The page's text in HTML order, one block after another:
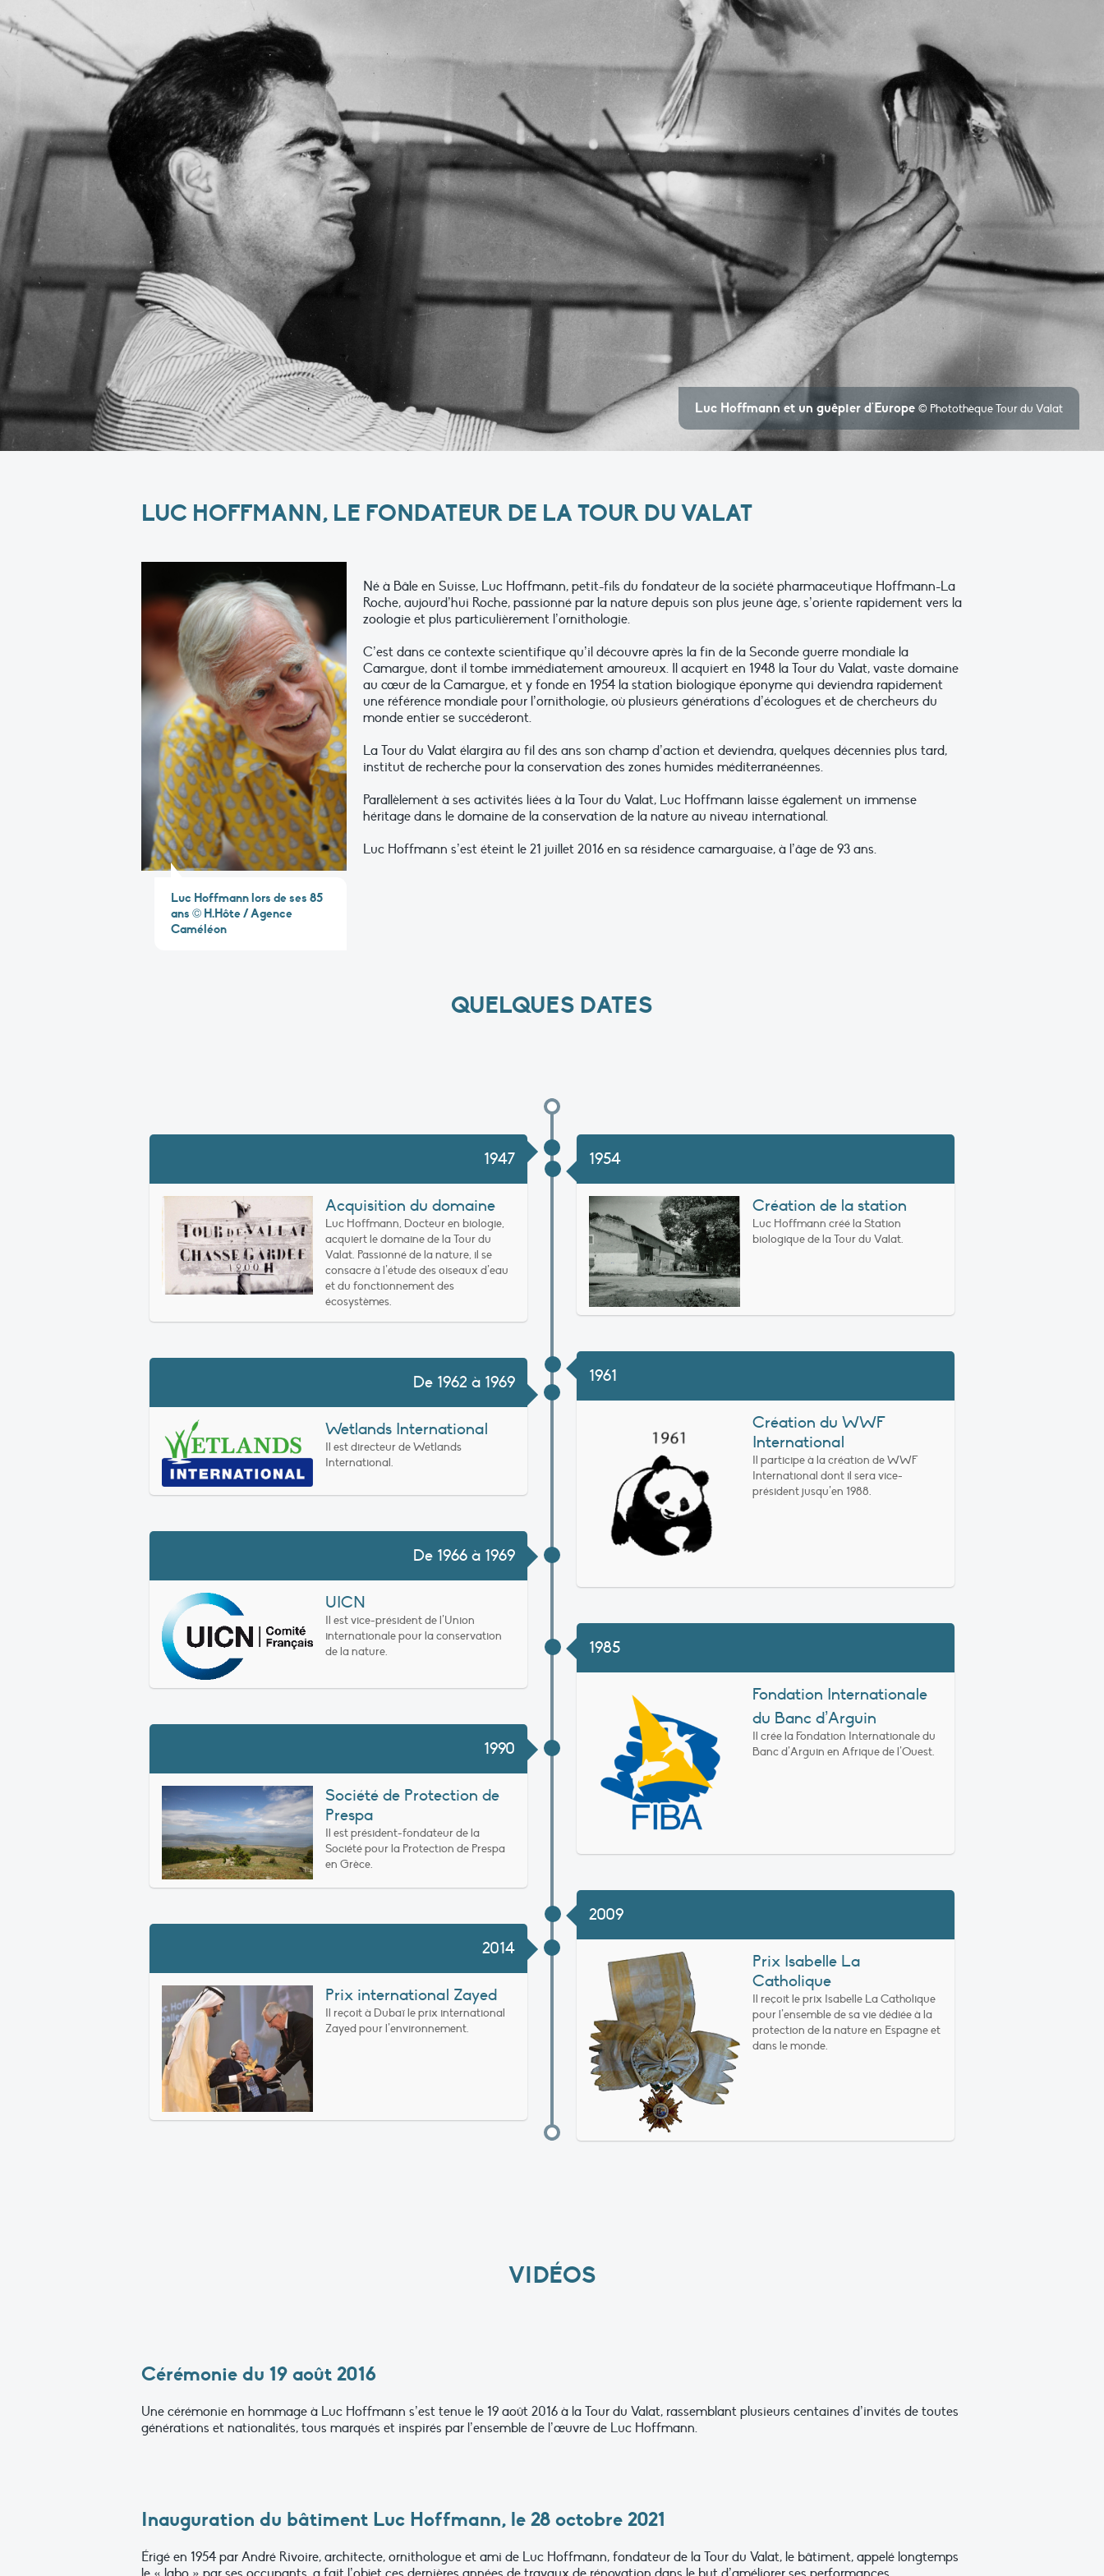
Luc Hoffmann et un guêpier d'Europe © Photothèque Tour du Valat
LUC HOFFMANN, LE FONDATEUR DE LA TOUR DU VALAT
Luc Hoffmann lors de ses 85
ans © H.Hôte / Agence
Caméléon
Né à Bâle en Suisse, Luc Hoffmann, petit-fils du fondateur de la société pharmaceutique Hoffmann-La
Roche, aujourd’hui Roche, passionné par la nature depuis son plus jeune âge, s’oriente rapidement vers la
zoologie et plus particulièrement l’ornithologie.
C’est dans ce contexte scientifique qu’il découvre après la fin de la Seconde guerre mondiale la
Camargue, dont il tombe immédiatement amoureux. Il acquiert en 1948 la Tour du Valat, vaste domaine
au cœur de la Camargue, et y fonde en 1954 la station biologique éponyme qui deviendra rapidement
une référence mondiale pour l’ornithologie, où plusieurs générations d’écologues et de chercheurs du
monde entier se succéderont.
La Tour du Valat élargira au fil des ans son champ d’action et deviendra, quelques décennies plus tard,
institut de recherche pour la conservation des zones humides méditerranéennes.
Parallèlement à ses activités liées à la Tour du Valat, Luc Hoffmann laisse également un immense
héritage dans le domaine de la conservation de la nature au niveau international.
Luc Hoffmann s’est éteint le 21 juillet 2016 en sa résidence camarguaise, à l’âge de 93 ans.
QUELQUES DATES
1947
Acquisition du domaine
Luc Hoffmann, Docteur en biologie,
acquiert le domaine de la Tour du
Valat. Passionné de la nature, il se
consacre à l’étude des oiseaux d’eau
et du fonctionnement des
écosystèmes.
1954
Création de la station
Luc Hoffmann créé la Station
biologique de la Tour du Valat.
1961
Création du WWF
International
Il participe à la création de WWF
International dont il sera vice-
président jusqu’en 1988.
De 1962 à 1969
Wetlands International
Il est directeur de Wetlands
International.
De 1966 à 1969
UICN
Il est vice-président de l’Union
internationale pour la conservation
de la nature.
1985
Fondation Internationale
du Banc d’Arguin
Il crée la Fondation Internationale du
Banc d’Arguin en Afrique de l’Ouest.
1990
Société de Protection de
Prespa
Il est président-fondateur de la
Société pour la Protection de Prespa
en Grèce.
2009
Prix Isabelle La
Catholique
Il reçoit le prix Isabelle La Catholique
pour l’ensemble de sa vie dédiée à la
protection de la nature en Espagne et
dans le monde.
2014
Prix international Zayed
Il reçoit à Dubaï le prix international
Zayed pour l’environnement.
VIDÉOS
Cérémonie du 19 août 2016
Une cérémonie en hommage à Luc Hoffmann s’est tenue le 19 août 2016 à la Tour du Valat, rassemblant plusieurs centaines d’invités de toutes
générations et nationalités, tous marqués et inspirés par l’ensemble de l’œuvre de Luc Hoffmann.
Inauguration du bâtiment Luc Hoffmann, le 28 octobre 2021
Érigé en 1954 par André Rivoire, architecte, ornithologue et ami de Luc Hoffmann, fondateur de la Tour du Valat, le bâtiment, appelé longtemps